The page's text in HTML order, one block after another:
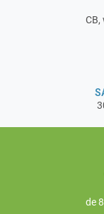
CB,
de